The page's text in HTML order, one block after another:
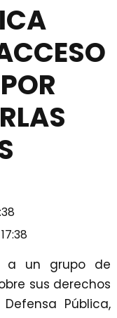
a un grupo de
sus derechos
Pública,